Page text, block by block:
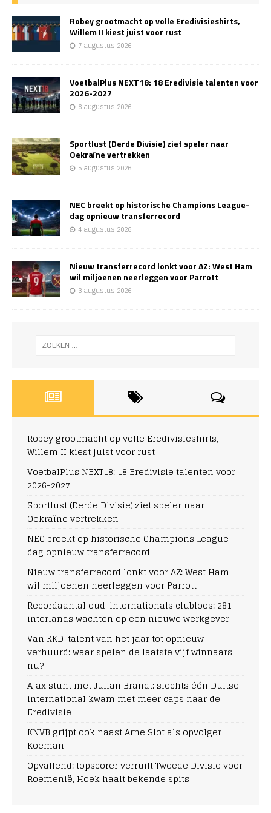
Robey grootmacht op volle Eredivisieshirts,
Willem II kiest juist voor rust
7 augustus 2026
VoetbalPlus NEXT18: 18 Eredivisie talenten voor
2026-2027
6 augustus 2026
Sportlust (Derde Divisie) ziet speler naar
Oekraïne vertrekken
5 augustus 2026
NEC breekt op historische Champions League-
dag opnieuw transferrecord
4 augustus 2026
Nieuw transferrecord lonkt voor AZ: West Ham
wil miljoenen neerleggen voor Parrott
3 augustus 2026
Robey grootmacht op volle Eredivisieshirts,
Willem II kiest juist voor rust
VoetbalPlus NEXT18: 18 Eredivisie talenten voor
2026-2027
Sportlust (Derde Divisie) ziet speler naar
Oekraïne vertrekken
NEC breekt op historische Champions League-
dag opnieuw transferrecord
Nieuw transferrecord lonkt voor AZ: West Ham
wil miljoenen neerleggen voor Parrott
Recordaantal oud-internationals clubloos: 281
interlands wachten op een nieuwe werkgever
Van KKD-talent van het jaar tot opnieuw
verhuurd: waar spelen de laatste vijf winnaars
nu?
Ajax stunt met Julian Brandt: slechts één Duitse
international kwam met meer caps naar de
Eredivisie
KNVB grijpt ook naast Arne Slot als opvolger
Koeman
Opvallend: topscorer verruilt Tweede Divisie voor
Roemenië, Hoek haalt bekende spits